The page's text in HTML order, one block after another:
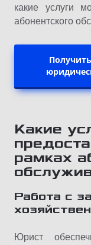
какие услуги
абонентского
Какие
рамках
Работа с
Юрист